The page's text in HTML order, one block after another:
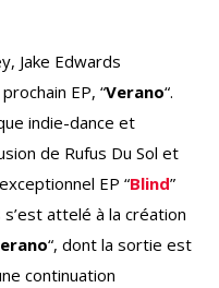
Jake Edwards
EP, “Verano“.
indie-dance et
de Rufus Du Sol et
EP “Blind”
attelé à la création
“, dont la sortie est
continuation